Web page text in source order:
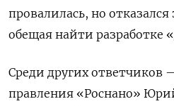
провалилась, но
обещая найти разработке
Среди других ответчиков
правления «Роснано»